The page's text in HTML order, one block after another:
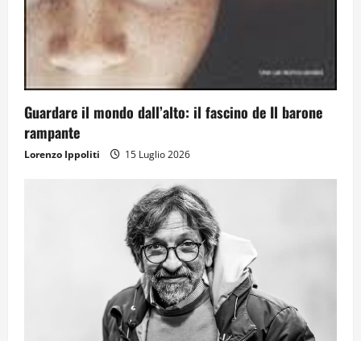
Guardare il mondo dall’alto: il fascino de Il barone
rampante
Lorenzo Ippoliti 15 Luglio 2026